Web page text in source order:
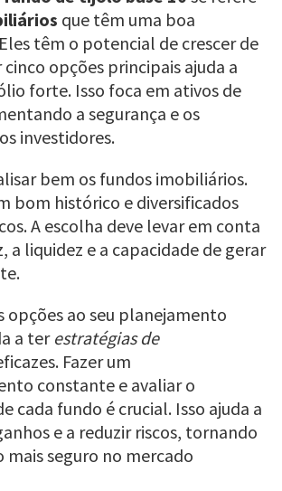
que têm uma boa
têm o potencial de crescer de
opções principais ajuda a
forte. Isso foca em ativos de
a segurança e os
investidores.
bem os fundos imobiliários.
bom histórico e diversificados
A escolha deve levar em conta
a liquidez e a capacidade de gerar
opções ao seu planejamento
a ter estratégias de
Fazer um
constante e avaliar o
cada fundo é crucial. Isso ajuda a
e a reduzir riscos, tornando
seguro no mercado